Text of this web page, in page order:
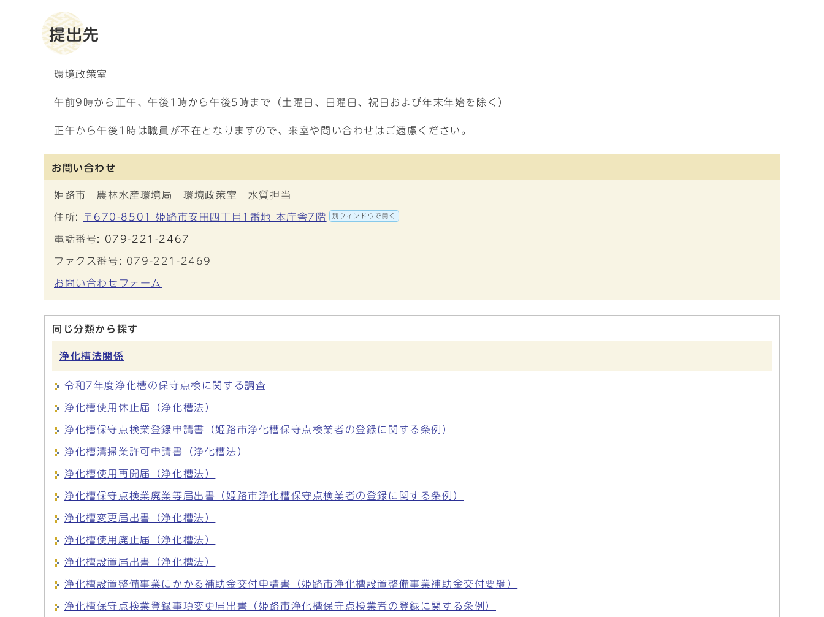
提出先
環境政策室
午前9時から正午、午後1時から午後5時まで（土曜日、日曜日、祝日および年末年始を除く）
正午から午後1時は職員が不在となりますので、来室や問い合わせはご遠慮ください。
お問い合わせ
姫路市 農林水産環境局 環境政策室 水質担当
住所: 〒670-8501 姫路市安田四丁目1番地 本庁舎7階 別ウィンドウで開く
電話番号: 079-221-2467
ファクス番号: 079-221-2469
お問い合わせフォーム
同じ分類から探す
浄化槽法関係
令和7年度浄化槽の保守点検に関する調査
浄化槽使用休止届（浄化槽法）
浄化槽保守点検業登録申請書（姫路市浄化槽保守点検業者の登録に関する条例）
浄化槽清掃業許可申請書（浄化槽法）
浄化槽使用再開届（浄化槽法）
浄化槽保守点検業廃業等届出書（姫路市浄化槽保守点検業者の登録に関する条例）
浄化槽変更届出書（浄化槽法）
浄化槽使用廃止届（浄化槽法）
浄化槽設置届出書（浄化槽法）
浄化槽設置整備事業にかかる補助金交付申請書（姫路市浄化槽設置整備事業補助金交付要綱）
浄化槽保守点検業登録事項変更届出書（姫路市浄化槽保守点検業者の登録に関する条例）